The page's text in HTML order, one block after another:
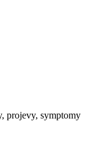
projevy, symptomy